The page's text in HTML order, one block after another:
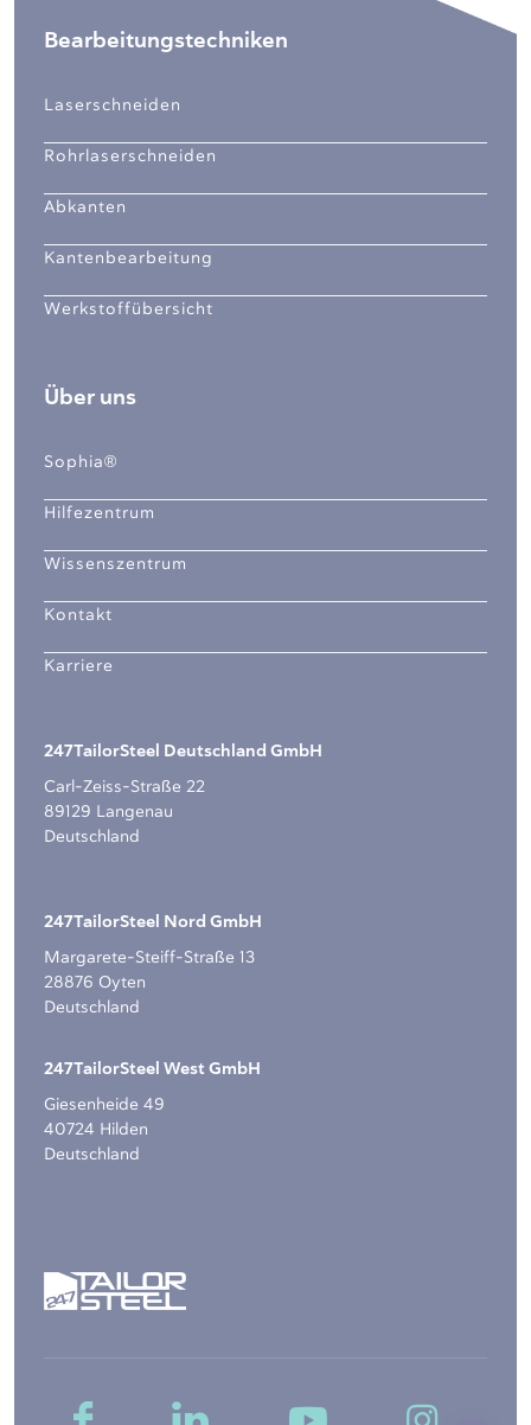
Bearbeitungstechniken
Laserschneiden
Rohrlaserschneiden
Abkanten
Kantenbearbeitung
Werkstoffübersicht
Über uns
Sophia®
Hilfezentrum
Wissenszentrum
Kontakt
Karriere
247TailorSteel Deutschland GmbH
Carl-Zeiss-Straße 22
89129 Langenau
Deutschland
247TailorSteel Nord GmbH
Margarete-Steiff-Straße 13
28876 Oyten
Deutschland
247TailorSteel West GmbH
Giesenheide 49
40724 Hilden
Deutschland